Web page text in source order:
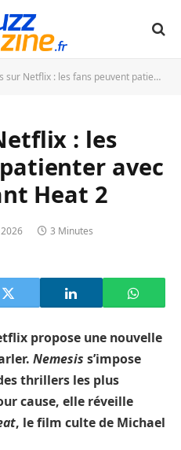
: les fans peuvent patienter avec ce thriller avant Heat 2
: les
avec
Heat 2
3 Minutes
propose une nouvelle
Nemesis s’impose
thrillers les plus
cause, elle réveille
, le film culte de Michael